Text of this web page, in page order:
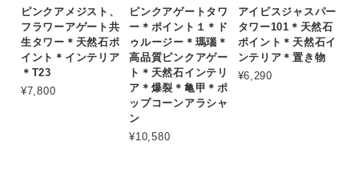
ピンクアメジスト、
フラワーアゲート共
生タワー＊天然石ポ
イント＊インテリア
＊T23
¥7,800
ピンクアゲートタワ
ー＊ポイント１＊ド
ゥルージー＊瑪瑙＊
高品質ピンクアゲー
ト＊天然石インテリ
ア＊爆裂＊亀甲＊ポ
ップコーンアラシャ
ン
¥10,580
アイビスジャスパー
タワー101＊天然石
ポイント＊天然石イ
ンテリア＊置き物
¥6,290